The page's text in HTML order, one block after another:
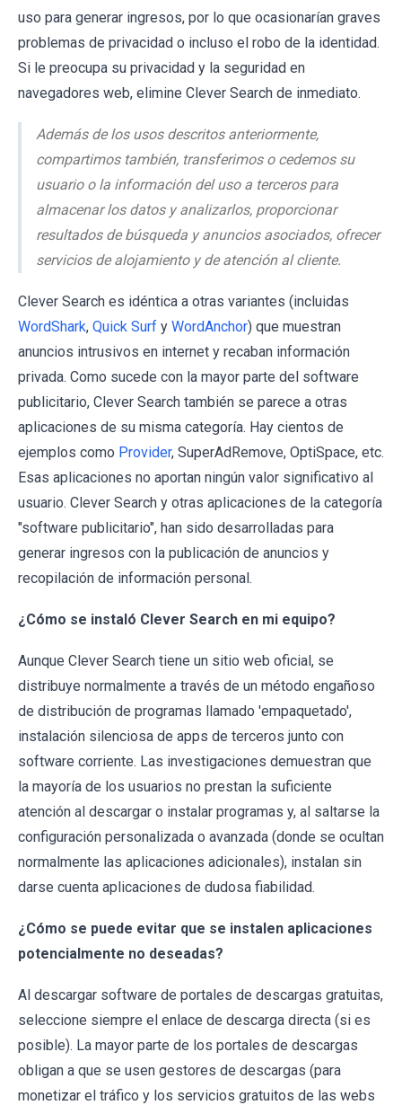
uso para generar ingresos, por lo que ocasionarían graves
problemas de privacidad o incluso el robo de la identidad.
Si le preocupa su privacidad y la seguridad en
navegadores web, elimine Clever Search de inmediato.
Además de los usos descritos anteriormente,
compartimos también, transferimos o cedemos su
usuario o la información del uso a terceros para
almacenar los datos y analizarlos, proporcionar
resultados de búsqueda y anuncios asociados, ofrecer
servicios de alojamiento y de atención al cliente.
Clever Search es idéntica a otras variantes (incluidas
WordShark, Quick Surf y WordAnchor) que muestran
anuncios intrusivos en internet y recaban información
privada. Como sucede con la mayor parte del software
publicitario, Clever Search también se parece a otras
aplicaciones de su misma categoría. Hay cientos de
ejemplos como Provider, SuperAdRemove, OptiSpace, etc.
Esas aplicaciones no aportan ningún valor significativo al
usuario. Clever Search y otras aplicaciones de la categoría
"software publicitario", han sido desarrolladas para
generar ingresos con la publicación de anuncios y
recopilación de información personal.
¿Cómo se instaló Clever Search en mi equipo?
Aunque Clever Search tiene un sitio web oficial, se
distribuye normalmente a través de un método engañoso
de distribución de programas llamado 'empaquetado',
instalación silenciosa de apps de terceros junto con
software corriente. Las investigaciones demuestran que
la mayoría de los usuarios no prestan la suficiente
atención al descargar o instalar programas y, al saltarse la
configuración personalizada o avanzada (donde se ocultan
normalmente las aplicaciones adicionales), instalan sin
darse cuenta aplicaciones de dudosa fiabilidad.
¿Cómo se puede evitar que se instalen aplicaciones
potencialmente no deseadas?
Al descargar software de portales de descargas gratuitas,
seleccione siempre el enlace de descarga directa (si es
posible). La mayor parte de los portales de descargas
obligan a que se usen gestores de descargas (para
monetizar el tráfico y los servicios gratuitos de las webs